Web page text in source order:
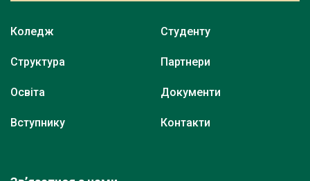
Коледж
Структура
Освіта
Вступнику
Студенту
Партнери
Документи
Контакти